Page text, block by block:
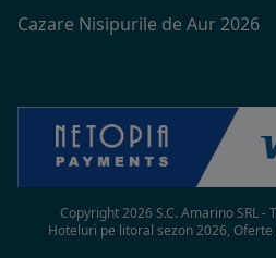
Cazare Nisipurile de Aur 2026
Copyright 2026 S.C. Amarino SRL -
Hoteluri pe litoral sezon 2026, Oferte